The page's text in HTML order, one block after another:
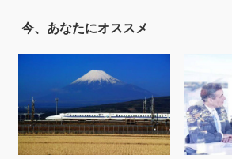
今、あなたにオススメ